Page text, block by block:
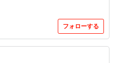
フォローする